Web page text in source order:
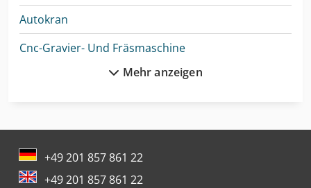
Autokran
Cnc-Gravier- Und Fräsmaschine
Enthaarungsmaschine Für Schweine
Feuerwehr
Mehr anzeigen
+49 201 857 861 22
+49 201 857 861 22